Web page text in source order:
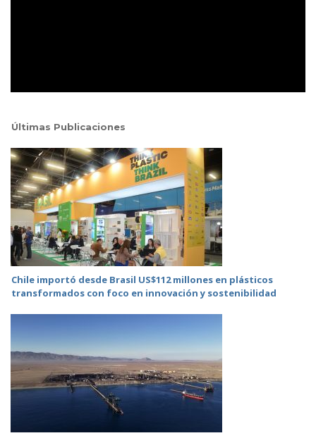
Últimas Publicaciones
Chile importó desde Brasil US$112 millones en plásticos
transformados con foco en innovación y sostenibilidad